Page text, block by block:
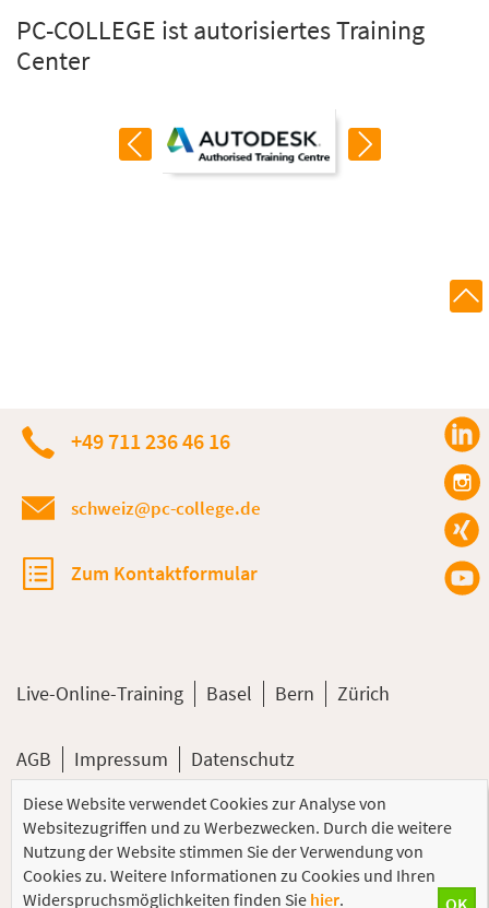
PC-COLLEGE ist autorisiertes Training
Center
+49 711 236 46 16
schweiz@pc-college.de
Zum Kontaktformular
Live-Online-Training Basel Bern Zürich
AGB Impressum
Datenschutz
© 2026 PC-COLLEGE Training GmbH
Diese Website verwendet Cookies zur Analyse von
Websitezugriffen und zu Werbezwecken. Durch die weitere
Nutzung der Website stimmen Sie der Verwendung von
Cookies zu. Weitere Informationen zu Cookies und Ihren
Widerspruchsmöglichkeiten finden Sie hier.